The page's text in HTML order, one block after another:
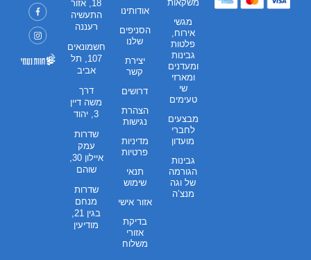
משקאות
מגשי
אירוח,
פלטות
גבינות
ומעדנים
ומארזי
שי
טעימים
מבצעים
לחברי
מועדון
גבינות
הגורמה
של וגה
מנצ’ה
אודותינו
הסניפים
שלנו
יצירת
קשר
דרושים
הצהרת
נגישות
מדיניות
פרטיות
תנאי
שימוש
אזור אישי
בדיקת
אזורי
משלוח
18, אזור
התעשיה
רעננה
חשמונאים
107, תל
אביב
דרך
משה דיין
3, יהוד
שדרות
עמק
שוהם
שדרות
מנחם
מודיעין